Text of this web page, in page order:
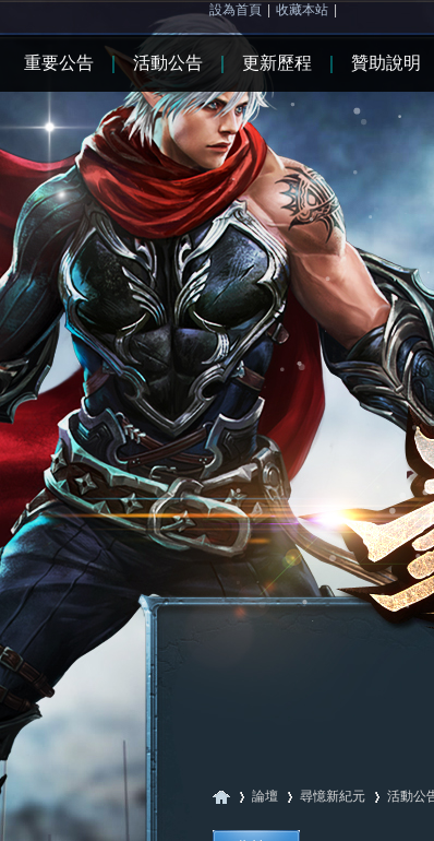
設為首頁 收藏本站
論壇 尋憶新紀元 活動公